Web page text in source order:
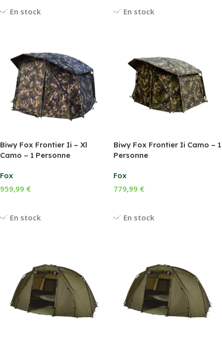
En stock En stock
Biwy Fox Frontier Ii – Xl
Camo – 1 Personne
Fox
En stock
959,99 €
Biwy Fox Frontier Ii Camo – 1
Personne
Fox
En stock
779,99 €